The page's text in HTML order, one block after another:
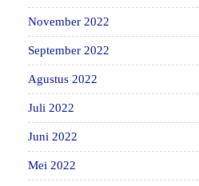
November 2022
September 2022
Agustus 2022
Juli 2022
Juni 2022
Mei 2022